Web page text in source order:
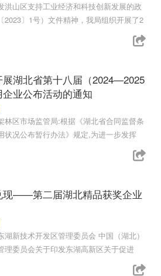
洪山区支持工业经济和科技创新发展的政
2023〕1号）文件精神，我局组织开展了2
湖北省第十八届（2024—2025
业公布活动的通知
林区市场监管局:根据《湖北省合同监督条
状况公布暂行办法》规定,为进一步发挥
现——第二届湖北精品获奖企业
新技术开发区管理委员会 中国（湖北）
理委员会关于印发东湖高新区关于促进